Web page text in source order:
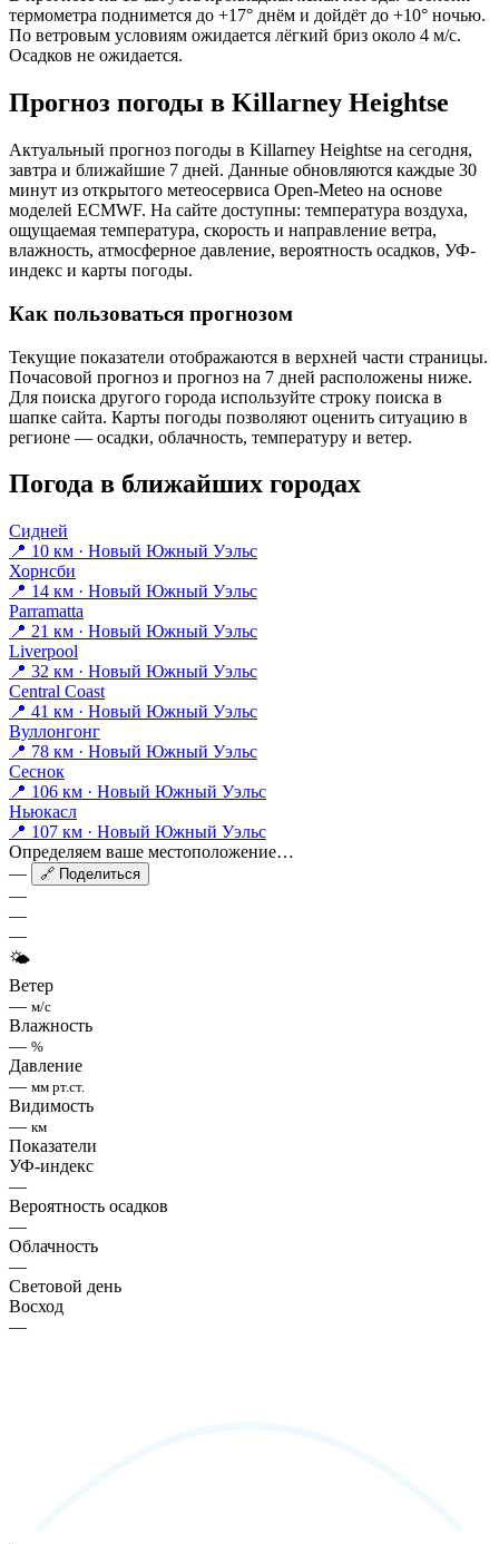
термометра поднимется до +17° днём и дойдёт до +10° ночью.
По ветровым условиям ожидается лёгкий бриз около 4 м/с.
Осадков не ожидается.
Прогноз погоды в Killarney Heightsе
Актуальный прогноз погоды в Killarney Heightsе на сегодня,
завтра и ближайшие 7 дней. Данные обновляются каждые 30
минут из открытого метеосервиса Open-Meteo на основе
моделей ECMWF. На сайте доступны: температура воздуха,
ощущаемая температура, скорость и направление ветра,
влажность, атмосферное давление, вероятность осадков, УФ-
индекс и карты погоды.
Как пользоваться прогнозом
Текущие показатели отображаются в верхней части страницы.
Почасовой прогноз и прогноз на 7 дней расположены ниже.
Для поиска другого города используйте строку поиска в
шапке сайта. Карты погоды позволяют оценить ситуацию в
регионе — осадки, облачность, температуру и ветер.
Погода в ближайших городах
Сидней
📍 10 км · Новый Южный Уэльс
Хорнсби
📍 14 км · Новый Южный Уэльс
Parramatta
📍 21 км · Новый Южный Уэльс
Liverpool
📍 32 км · Новый Южный Уэльс
Central Coast
📍 41 км · Новый Южный Уэльс
Вуллонгонг
📍 78 км · Новый Южный Уэльс
Сеснок
📍 106 км · Новый Южный Уэльс
Ньюкасл
📍 107 км · Новый Южный Уэльс
Определяем ваше местоположение…
—
🔗 Поделиться
—
—
—
🌤
Ветер
— м/с
Влажность
— %
Давление
— мм рт.ст.
Видимость
— км
Показатели
УФ-индекс
—
Вероятность осадков
—
Облачность
—
Световой день
Восход
—